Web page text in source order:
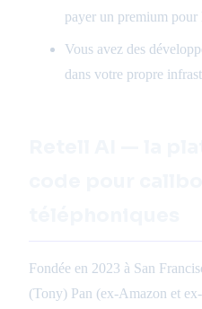
payer un premium pour
Vous avez des
dans votre propre
Fondée en 2023 à San
(Tony) Pan (ex-Amazon et